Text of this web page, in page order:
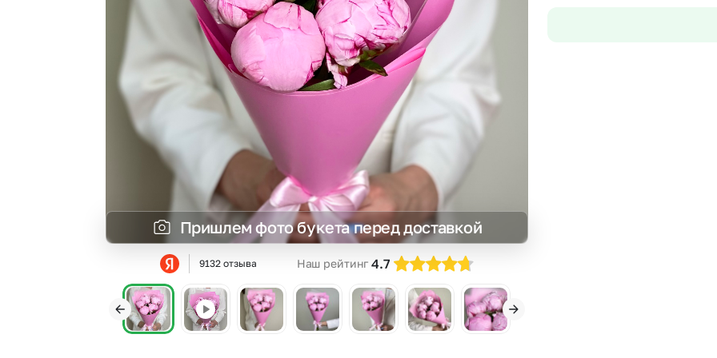
Гвоздики
Гипсофила
Гортензии
Ирисы
Сухоцветы
Фрезия
Эустома
Пришлем фото букета перед доставкой
9132 отзыва Наш рейтинг 4.7